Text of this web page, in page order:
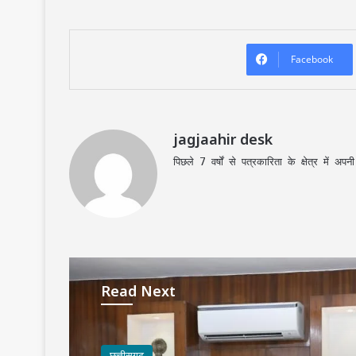
Facebook
jagjaahir desk
पिछले 7 वर्षों से पत्रकारिता के क्षेत्र में
Read Next